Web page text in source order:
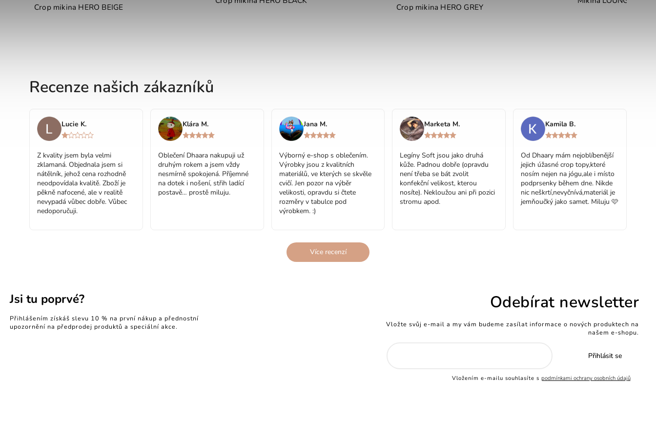
Crop mikina HERO BEIGE Crop mikina HERO GREY
Recenze našich zákazníků
Lucie K.
Z kvality jsem byla velmi
zklamaná. Objednala jsem si
nátělník, jehož cena rozhodně
neodpovídala kvalitě. Zboží je
pěkně nafocené, ale v realitě
nevypadá vůbec dobře. Vůbec
nedoporučuji.
Klára M.
Oblečení Dhaara nakupuji už
druhým rokem a jsem vždy
nesmírně spokojená. Příjemné
na dotek i nošení, střih ladící
postavě… prostě miluju.
Jana M.
Výborný e-shop s oblečením.
Výrobky jsou z kvalitních
materiálů, ve kterých se skvěle
cvičí. Jen pozor na výběr
velikosti, opravdu si čtete
rozměry v tabulce pod
výrobkem. :)
Marketa M.
Legíny Soft jsou jako druhá
kůže. Padnou dobře (opravdu
není třeba se bát zvolit
konfekční velikost, kterou
nosíte). Nekloužou ani při pozici
stromu apod.
Kamila B.
Od Dhaary mám nejoblíbenější
jejich úžasné crop topy,které
nosím nejen na jógu,ale i místo
podprsenky během dne. Nikde
nic neškrtí,nevyčnívá,materiál je
jemňoučký jako samet. Miluju 🩷
Více recenzí
Jsi tu poprvé?
Přihlášením získáš slevu 10 % na první nákup a přednostní
upozornění na předprodej produktů a speciální akce.
Odebírat newsletter
Vložte svůj e-mail a my vám budeme zasílat informace o nových produktech na
našem e-shopu.
Vložením e-mailu souhlasíte s podmínkami ochrany osobních údajů
Přihlásit se